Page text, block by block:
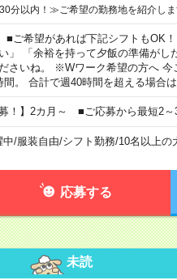
分以内！≫ご希望の勤務地を紹介しま
■ご希望があれば下記シフトもOK
」 「余裕を持って夕飯の準備がし
さいね。 ※Wワーク希望の方へ 今
。 合計で週40時間を超える場合は
！】2カ月～ ■ご応募から最短2～
中/服装自由/シフト勤務/10名以上の
応募する
未読